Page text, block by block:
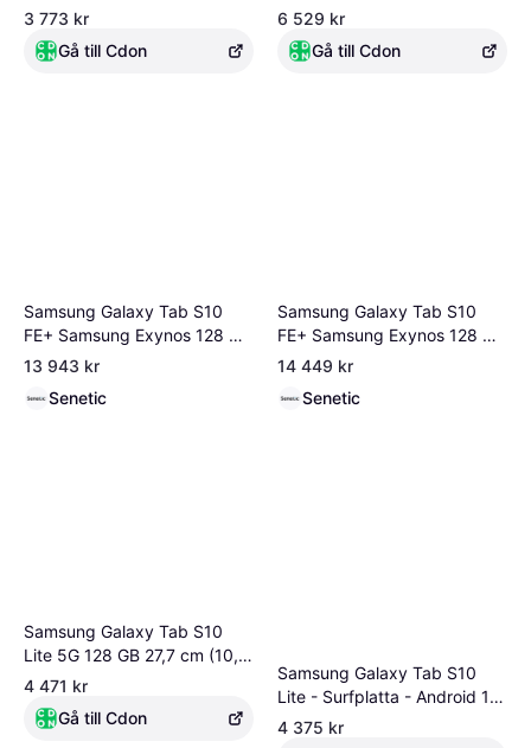
6 GB RAM - 128 GB - 10,9
3 773 kr
Gå till Cdon
6 529 kr
Gå till Cdon
Samsung Galaxy Tab S10
FE+ Samsung Exynos 128 GB
33,3 SM-X620NZSREUB
13 943 kr
Senetic
Samsung Galaxy Tab S10
FE+ Samsung Exynos 128 GB
33,3 SM-X620NLBREUB
14 449 kr
Senetic
Samsung Galaxy Tab S10
Lite 5G 128 GB 27,7 cm (10,9
tum) 6 GB Grå
4 471 kr
Gå till Cdon
Samsung Galaxy Tab S10
Lite - Surfplatta - Android 15
- 128 GB - 10.9 TFT (2112 x
4 375 kr